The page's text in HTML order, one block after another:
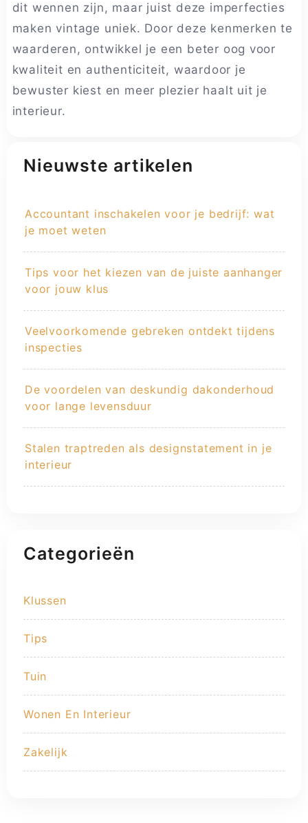
dit wennen zijn, maar juist deze imperfecties
maken vintage uniek. Door deze kenmerken te
waarderen, ontwikkel je een beter oog voor
kwaliteit en authenticiteit, waardoor je
bewuster kiest en meer plezier haalt uit je
interieur.
Nieuwste artikelen
Accountant inschakelen voor je bedrijf: wat
je moet weten
Tips voor het kiezen van de juiste aanhanger
voor jouw klus
Veelvoorkomende gebreken ontdekt tijdens
inspecties
De voordelen van deskundig dakonderhoud
voor lange levensduur
Stalen traptreden als designstatement in je
interieur
Categorieën
Klussen
Tips
Tuin
Wonen En Interieur
Zakelijk